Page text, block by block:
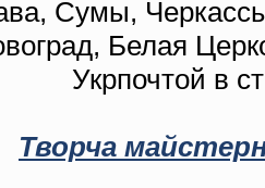
Сумы,
Белая
Укрпочтой в
Творча